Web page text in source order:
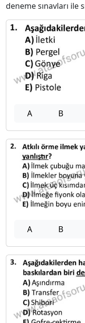
deneme sınavları ile
A B
A B